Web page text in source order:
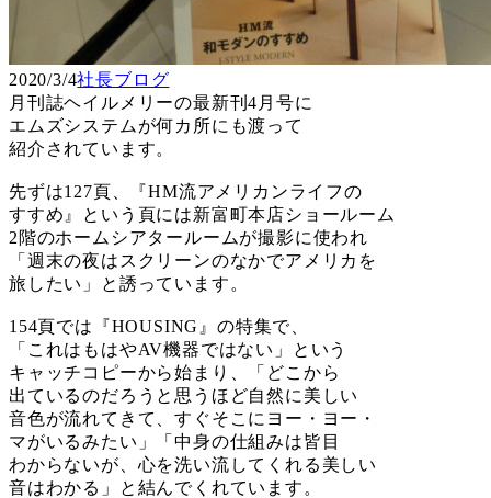
2020/3/4社長ブログ
月刊誌ヘイルメリーの最新刊4月号に
エムズシステムが何カ所にも渡って
紹介されています。
先ずは127頁、『HM流アメリカンライフの
すすめ』という頁には新富町本店ショールーム
2階のホームシアタールームが撮影に使われ
「週末の夜はスクリーンのなかでアメリカを
旅したい」と誘っています。
154頁では『HOUSING』の特集で、
「これはもはやAV機器ではない」という
キャッチコピーから始まり、「どこから
出ているのだろうと思うほど自然に美しい
音色が流れてきて、すぐそこにヨー・ヨー・
マがいるみたい」「中身の仕組みは皆目
わからないが、心を洗い流してくれる美しい
音はわかる」と結んでくれています。